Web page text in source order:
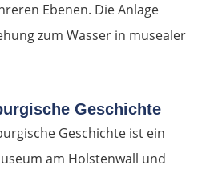
Ebenen. Die Anlage
zum Wasser in musealer
Geschichte
Geschichte ist ein
am Holstenwall und